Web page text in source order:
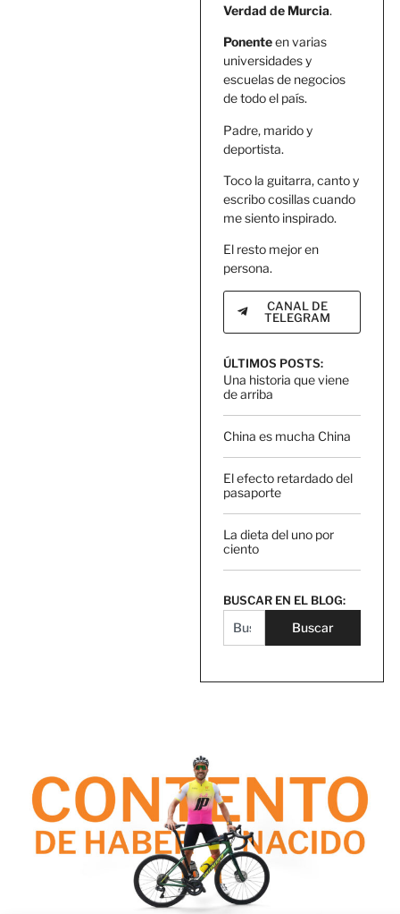
Verdad de Murcia.
Ponenteen varias
universidades y
escuelas de negocios
de todo el país.
Padre, marido y
deportista.
Toco la guitarra, canto y
escribo cosillas cuando
me siento inspirado.
El resto mejor en
persona.
CANAL DE
TELEGRAM
ÚLTIMOS POSTS:
Una historia que viene
de arriba
China es mucha China
El efecto retardado del
pasaporte
La dieta del uno por
ciento
BUSCAR EN EL BLOG:
Buscar